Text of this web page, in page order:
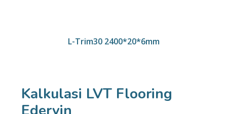
L-Trim30 2400*20*6mm
Kalkulasi LVT Flooring